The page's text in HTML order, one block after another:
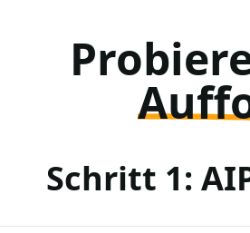
Schritt 1: